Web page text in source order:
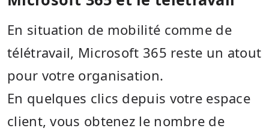
En situation de mobilité comme de
télétravail, Microsoft 365 reste un atout
pour votre organisation.
En quelques clics depuis votre espace
client, vous obtenez le nombre de